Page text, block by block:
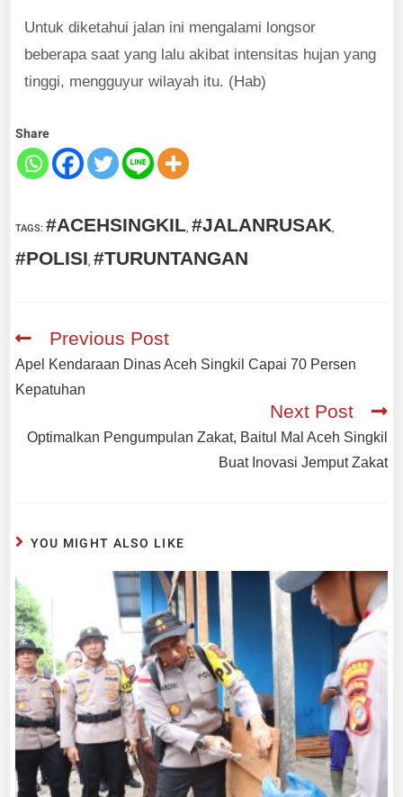
Untuk diketahui jalan ini mengalami longsor
beberapa saat yang lalu akibat intensitas hujan yang
tinggi, mengguyur wilayah itu. (Hab)
Share
TAGS:#ACEHSINGKIL, #JALANRUSAK,
#POLISI, #TURUNTANGAN
Previous Post
Apel Kendaraan Dinas Aceh Singkil Capai 70 Persen
Kepatuhan
Next Post
Optimalkan Pengumpulan Zakat, Baitul Mal Aceh Singkil
Buat Inovasi Jemput Zakat
YOU MIGHT ALSO LIKE